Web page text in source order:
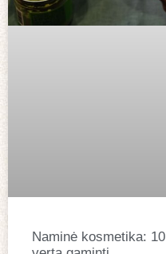
Naminė kosmetika: